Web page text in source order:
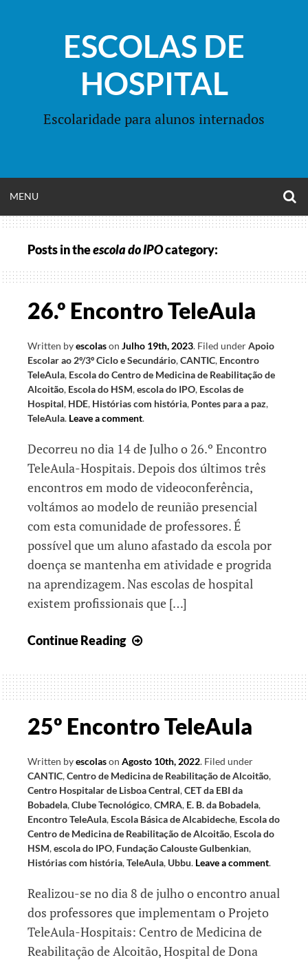
ESCOLAS DE
HOSPITAL
Escolaridade para alunos internados
MENU
MENU
Posts in theescola do IPOcategory:
26.º Encontro TeleAula
Written byescolason Julho 19th, 2023. Filed underApoio
Escolar ao 2º/3º Ciclo e Secundário,CANTIC, Encontro
TeleAula, Escola do Centro de Medicina de Reabilitação de
Alcoitão, Escola do HSM,escola do IPO, Escolas de
Hospital, HDE, Histórias com história, Pontes para a paz,
TeleAula. Leave a comment.
Decorreu no dia 14 de Julho o 26.º Encontro
TeleAula-Hospitais. Depois dos últimos três
encontros em modo de videoconferência,
voltámos ao modelo de reunião presencial
com esta comunidade de professores. É
possível que um aluno afastado da escola por
doença se mantenha em atividade e progrida
na aprendizagem. Nas escolas de hospital
existem profissionais que […]
Continue Reading
TeleAula
25º Encontro TeleAula
Written byescolason Agosto 10th, 2022. Filed under
CANTIC,Centro de Medicina de Reabilitação de Alcoitão,
Centro Hospitalar de Lisboa Central,CET da EBI da
Bobadela,Clube Tecnológico,CMRA, E. B. da Bobadela,
Encontro TeleAula, Escola Básica de Alcabideche, Escola do
Centro de Medicina de Reabilitação de Alcoitão, Escola do
HSM,escola do IPO, Fundação Calouste Gulbenkian,
Histórias com história,TeleAula, Ubbu. Leave a comment.
Realizou-se no dia 8 de julho o encontro anual
dos professores que implementam o Projeto
TeleAula-Hospitais: Centro de Medicina de
Reabilitação de Alcoitão, Hospital de Dona